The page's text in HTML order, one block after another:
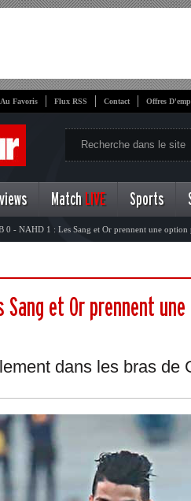
Favoris Flux RSS Contact Offres
Match LIVE Sports
0 - NAHD 1 : Les Sang et Or prennent une option
Sang et Or prennent
dans les bras de